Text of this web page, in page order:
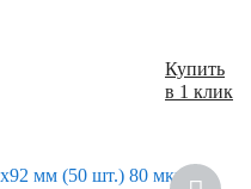
Купить
в 1 клик